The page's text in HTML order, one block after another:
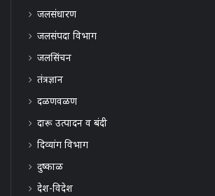
जलसंधारण
जलसंपदा विभाग
जलसिंचन
तंत्रज्ञान
दळणवळण
दारू उत्पादन व बंदी
दिव्यांग विभाग
दुष्काळ
देश-विदेश